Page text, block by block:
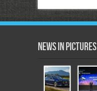
News in Pictures